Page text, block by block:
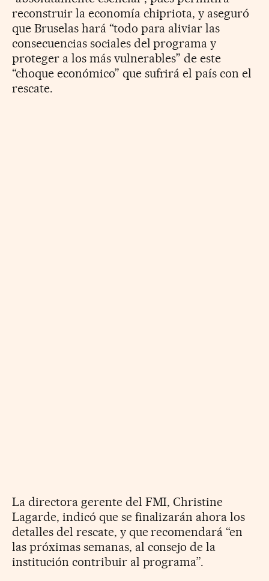
reconstruir la economía chipriota, y aseguró
que Bruselas hará “todo para aliviar las
consecuencias sociales del programa y
proteger a los más vulnerables” de este
“choque económico” que sufrirá el país con el
rescate.
La directora gerente del FMI, Christine
Lagarde, indicó que se finalizarán ahora los
detalles del rescate, y que recomendará “en
las próximas semanas, al consejo de la
institución contribuir al programa”.